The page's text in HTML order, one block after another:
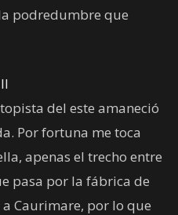
podredumbre que
del este amaneció
Por fortuna me toca
apenas el trecho entre
pasa por la fábrica de
Caurimare, por lo que